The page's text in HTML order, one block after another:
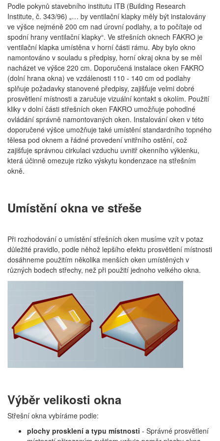
Podle pokynů stavebního institutu ITB (Building Research
Institute, č. 343/96) „… by ventilační klapky měly být instalovány
ve výšce nejméně 200 cm nad úrovní podlahy, a to počítaje od
spodní hrany ventilační klapky“. Ve střešních oknech FAKRO je
ventilační klapka umístěna v horní části rámu. Aby bylo okno
namontováno v souladu s předpisy, horní okraj okna by se měl
nacházet ve výšce 220 cm. Doporučená instalace oken FAKRO
(dolní hrana okna) ve vzdálenosti 110 - 140 cm od podlahy
splňuje požadavky stanovené předpisy, zajišťuje velmi dobré
prosvětlení místnosti a zaručuje vizuální kontakt s okolím. Použití
kliky v dolní části střešních oken FAKRO umožňuje pohodlné
ovládání správně namontovaných oken. Instalování oken v této
doporučené výšce umožňuje také umístění standardního topného
tělesa pod oknem a řádné provedení vnitřního ostění, což
zajišťuje správnou cirkulaci vzduchu uvnitř okenního výklenku,
která účinně omezuje riziko výskytu kondenzace na střešním
okně.
Umístění okna ve střeše
Při rozhodování o umístění střešních oken musíme vzít v potaz
důležité pravidlo, podle něhož lepšího efektu prosvětlení místnosti
dosáhneme použitím několika menších oken umístěných v
různých bodech střechy, než při použití jednoho velkého okna.
Výběr velikosti okna
Střešní okna vybíráme podle:
plochy prosklení a typu místnosti - Správné prosvětlení